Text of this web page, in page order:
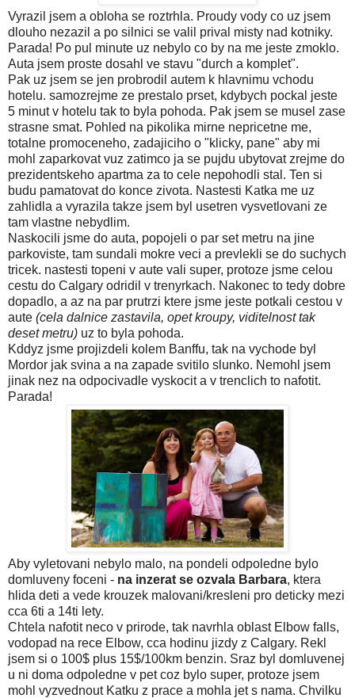
Vyrazil jsem a obloha se roztrhla. Proudy vody co uz jsem
dlouho nezazil a po silnici se valil prival misty nad kotniky.
Parada! Po pul minute uz nebylo co by na me jeste zmoklo.
Auta jsem proste dosahl ve stavu "durch a komplet".
Pak uz jsem se jen probrodil autem k hlavnimu vchodu
hotelu. samozrejme ze prestalo prset, kdybych pockal jeste
5 minut v hotelu tak to byla pohoda. Pak jsem se musel zase
strasne smat. Pohled na pikolika mirne nepricetne me,
totalne promoceneho, zadajiciho o "klicky, pane" aby mi
mohl zaparkovat vuz zatimco ja se pujdu ubytovat zrejme do
prezidentskeho apartma za to cele nepohodli stal. Ten si
budu pamatovat do konce zivota. Nastesti Katka me uz
zahlidla a vyrazila takze jsem byl usetren vysvetlovani ze
tam vlastne nebydlim.
Naskocili jsme do auta, popojeli o par set metru na jine
parkoviste, tam sundali mokre veci a prevlekli se do suchych
tricek. nastesti topeni v aute vali super, protoze jsme celou
cestu do Calgary odridil v trenyrkach. Nakonec to tedy dobre
dopadlo, a az na par prutrzi ktere jsme jeste potkali cestou v
aute (cela dalnice zastavila, opet kroupy, viditelnost tak
deset metru) uz to byla pohoda.
Kddyz jsme projizdeli kolem Banffu, tak na vychode byl
Mordor jak svina a na zapade svitilo slunko. Nemohl jsem
jinak nez na odpocivadle vyskocit a v trenclich to nafotit.
Parada!
Aby vyletovani nebylo malo, na pondeli odpoledne bylo
domluveny foceni - na inzerat se ozvala Barbara, ktera
hlida deti a vede krouzek malovani/kresleni pro deticky mezi
cca 6ti a 14ti lety.
Chtela nafotit neco v prirode, tak navrhla oblast Elbow falls,
vodopad na rece Elbow, cca hodinu jizdy z Calgary. Rekl
jsem si o 100$ plus 15$/100km benzin. Sraz byl domluvenej
u ni doma odpoledne v pet coz bylo super, protoze jsem
mohl vyzvednout Katku z prace a mohla jet s nama. Chvilku